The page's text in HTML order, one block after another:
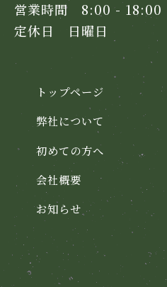
営業時間 8:00 - 18:00
定休日 日曜日
トップページ
弊社について
初めての方へ
会社概要
お知らせ